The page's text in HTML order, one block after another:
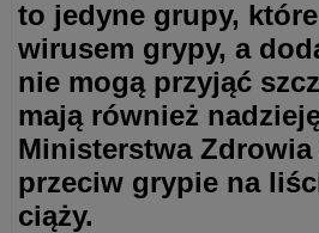
to jedyne grupy,
wirusem grypy, a
nie mogą przyjąć
mają również
Ministerstwa
przeciw grypie na
ciąży.